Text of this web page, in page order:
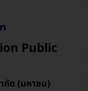
Public
กัด (มหาชน)